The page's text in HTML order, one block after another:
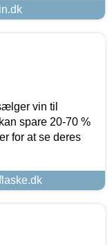
vin til
spare 20-70 %
for at se deres